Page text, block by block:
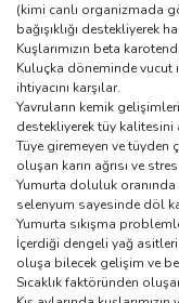
(kimi canlı organizmada
bağışıklığı destekliyerek
Kuşlarımızın beta
Kuluçka döneminde vucut
ihtiyacını karşılar.
Yavruların kemik
destekliyerek tüy kalitesini
Tüye giremeyen ve tüyden
oluşan karın ağrısı ve
Yumurta doluluk oranında
selenyum sayesinde döl
Yumurta sıkışma
İçerdiği dengeli yağ asitleri
oluşa bilecek gelişim ve
Sıcaklık faktöründen